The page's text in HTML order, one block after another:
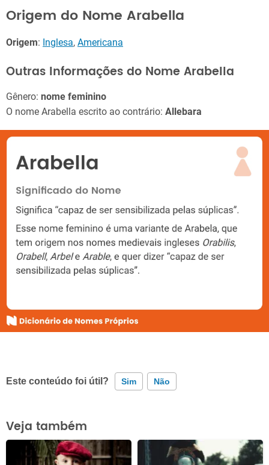
Origem do Nome Arabella
Origem: Inglesa, Americana
Outras Informações do Nome Arabella
Gênero: nome feminino
O nome Arabella escrito ao contrário: Allebara
Este conteúdo foi útil? Sim Não
Este conteúdo contém informação incorreta
Este conteúdo não tem a informação que procuro
Veja também